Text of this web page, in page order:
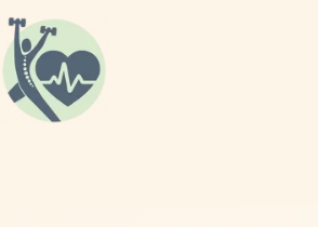
Skip
to
content